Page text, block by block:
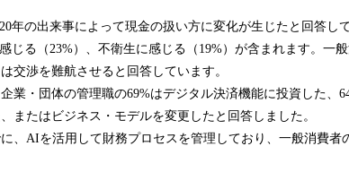
年の出来事によって現金の扱い方に変化が生じたと回答し
じる（23%）、不衛生に感じる（19%）が含まれます。一
交渉を難航させると回答しています。
業・団体の管理職の69%はデジタル決済機能に投資した、
またはビジネス・モデルを変更したと回答しました。
に、AIを活用して財務プロセスを管理しており、一般消費者